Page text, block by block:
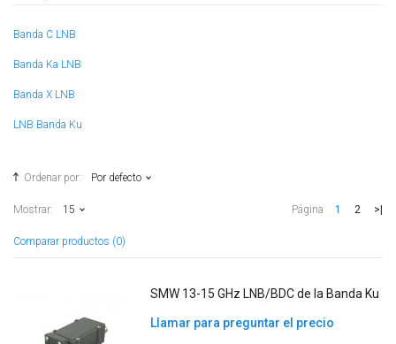
Banda C LNB
Banda Ka LNB
Banda X LNB
LNB Banda Ku
Ordenar por: Por defecto
Mostrar: 15
Comparar productos (0)
Página 1 2 >|
SMW 13-15 GHz LNB/BDC de la Banda Ku
Llamar para preguntar el precio